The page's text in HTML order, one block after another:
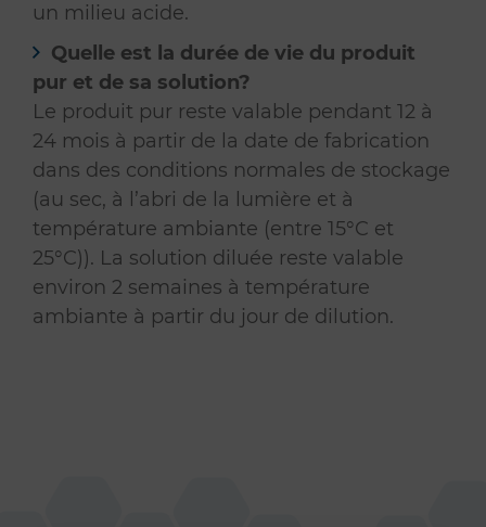
un milieu acide.
Quelle est la durée de vie du produit
pur et de sa solution?
Le produit pur reste valable pendant 12 à
24 mois à partir de la date de fabrication
dans des conditions normales de stockage
(au sec, à l’abri de la lumière et à
température ambiante (entre 15°C et
25°C)). La solution diluée reste valable
environ 2 semaines à température
ambiante à partir du jour de dilution.